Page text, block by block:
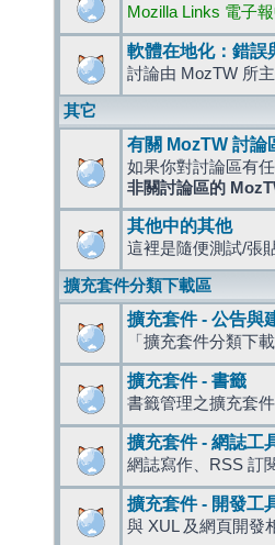
Mozilla Links 電子
軟體在地化：錯誤
討論由 MozTW 所
其它
有關 MozTW 討論
如果你對討論區有
非關討論區的
其他中的其他
這裡是隨便測試/張
擴充套件分類下載區
擴充套件 - 公告與
「擴充套件分類下
擴充套件 - 書籤
書籤管理之擴充套件
擴充套件 - 網誌工
網誌寫作、RSS 訂
擴充套件 - 開發工
與 XUL 及網頁開發